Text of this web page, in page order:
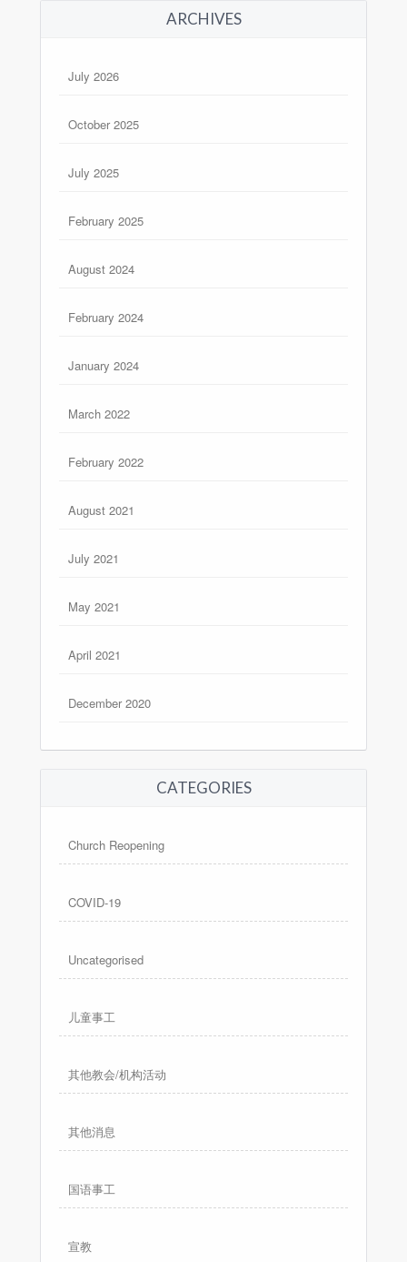
ARCHIVES
July 2026
October 2025
July 2025
February 2025
August 2024
February 2024
January 2024
March 2022
February 2022
August 2021
July 2021
May 2021
April 2021
December 2020
CATEGORIES
Church Reopening
COVID-19
Uncategorised
儿童事工
其他教会/机构活动
其他消息
国语事工
宣教